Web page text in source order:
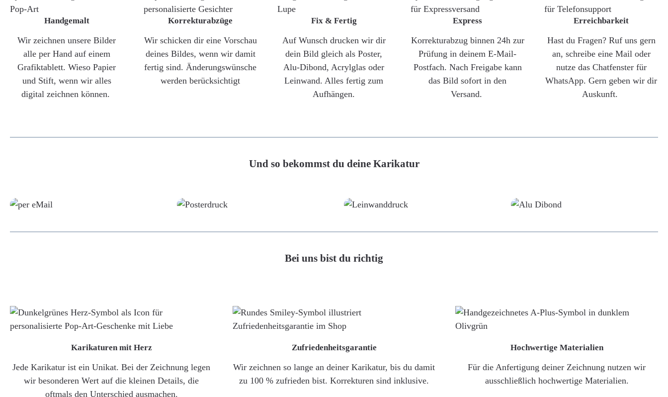
Handgemalt
Wir zeichnen unsere Bilder
alle per Hand auf einem
Grafiktablett. Wieso Papier
und Stift, wenn wir alles
digital zeichnen können.
Korrekturabzüge
Wir schicken dir eine Vorschau
deines Bildes, wenn wir damit
fertig sind. Änderungswünsche
werden berücksichtigt
Fix & Fertig
Auf Wunsch drucken wir dir
dein Bild gleich als Poster,
Alu-Dibond, Acrylglas oder
Leinwand. Alles fertig zum
Aufhängen.
Express
Korrekturabzug binnen 24h zur
Prüfung in deinem E-Mail-
Postfach. Nach Freigabe kann
das Bild sofort in den
Versand.
Erreichbarkeit
Hast du Fragen? Ruf uns gern
an, schreibe eine Mail oder
nutze das Chatfenster für
WhatsApp. Gern geben wir dir
Auskunft.
Und so bekommst du deine Karikatur
Bei uns bist du richtig
Karikaturen mit Herz
Jede Karikatur ist ein Unikat. Bei der Zeichnung legen
wir besonderen Wert auf die kleinen Details, die
oftmals den Unterschied ausmachen.
Zufriedenheitsgarantie
Wir zeichnen so lange an deiner Karikatur, bis du damit
zu 100 % zufrieden bist. Korrekturen sind inklusive.
Hochwertige Materialien
Für die Anfertigung deiner Zeichnung nutzen wir
ausschließlich hochwertige Materialien.